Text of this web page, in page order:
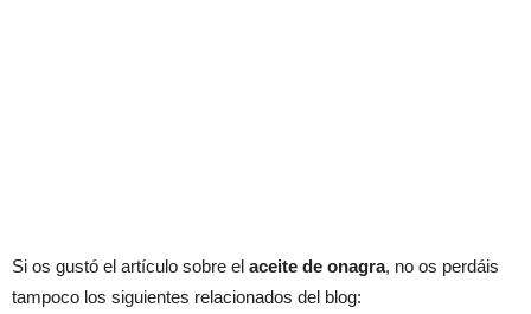
Si os gustó el artículo sobre el aceite de onagra, no os perdáis
tampoco los siguientes relacionados del blog: